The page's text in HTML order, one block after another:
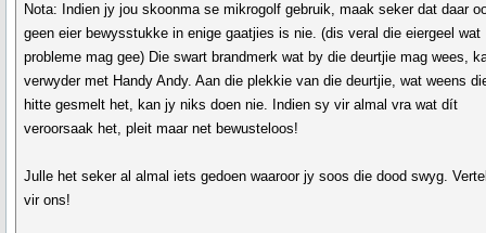
Nota: Indien jy jou skoonma se mikrogolf gebruik, maak seker dat daar
geen eier bewysstukke in enige gaatjies is nie. (dis veral die eiergeel wat
probleme mag gee) Die swart brandmerk wat by die deurtjie mag wees,
verwyder met Handy Andy. Aan die plekkie van die deurtjie, wat weens
hitte gesmelt het, kan jy niks doen nie. Indien sy vir almal vra wat dít
veroorsaak het, pleit maar net bewusteloos!
Julle het seker al almal iets gedoen waaroor jy soos die dood swyg. Vertel
vir ons!